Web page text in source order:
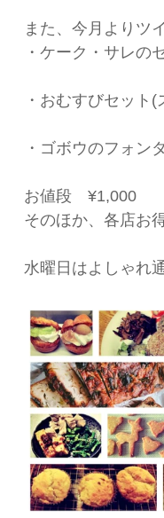
また、今月よりツ
・ケーク・サレの
・おむすびセット
・ゴボウのフォン
お値段　¥1,000
そのほか、各店お
水曜日はよしゃれ